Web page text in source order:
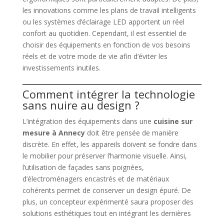
les innovations comme les plans de travail intelligents
ou les systèmes d’éclairage LED apportent un réel
confort au quotidien. Cependant, il est essentiel de
choisir des équipements en fonction de vos besoins
réels et de votre mode de vie afin d’éviter les
investissements inutiles.
Comment intégrer la technologie
sans nuire au design ?
L’intégration des équipements dans une cuisine sur
mesure à Annecydoit être pensée de manière
discrète. En effet, les appareils doivent se fondre dans
le mobilier pour préserver l’harmonie visuelle. Ainsi,
l’utilisation de façades sans poignées,
d’électroménagers encastrés et de matériaux
cohérents permet de conserver un design épuré. De
plus, un concepteur expérimenté saura proposer des
solutions esthétiques tout en intégrant les dernières